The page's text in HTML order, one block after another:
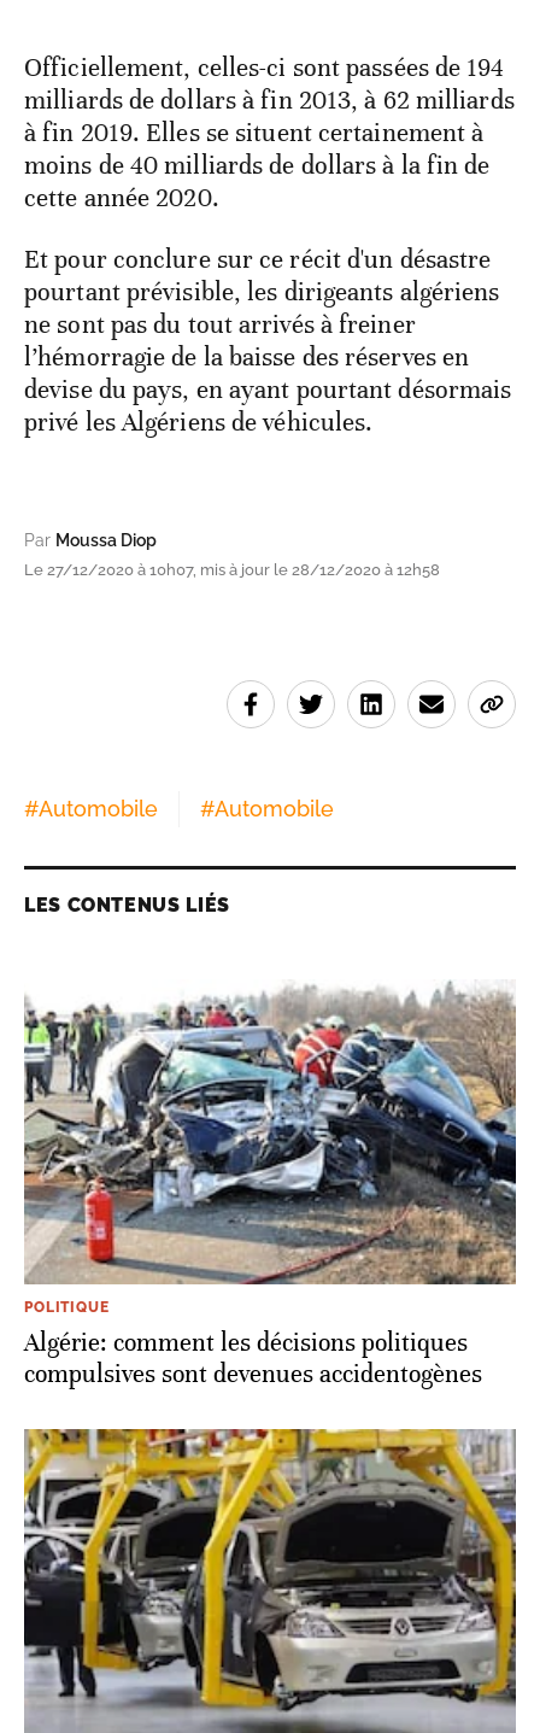
Officiellement, celles-ci sont passées de 194
milliards de dollars à fin 2013, à 62 milliards
à fin 2019. Elles se situent certainement à
moins de 40 milliards de dollars à la fin de
cette année 2020.
Et pour conclure sur ce récit d'un désastre
pourtant prévisible, les dirigeants algériens
ne sont pas du tout arrivés à freiner
l’hémorragie de la baisse des réserves en
devise du pays, en ayant pourtant désormais
privé les Algériens de véhicules.
Par Moussa Diop
Le 27/12/2020 à 10h07, mis à jour le 28/12/2020 à 12h58
#Automobile #Automobile
LES CONTENUS LIÉS
POLITIQUE
Algérie: comment les décisions politiques
compulsives sont devenues accidentogènes